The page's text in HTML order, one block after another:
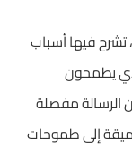
فيها أسباب
يطمحون
الرسالة مفصلة
إلى طموحات